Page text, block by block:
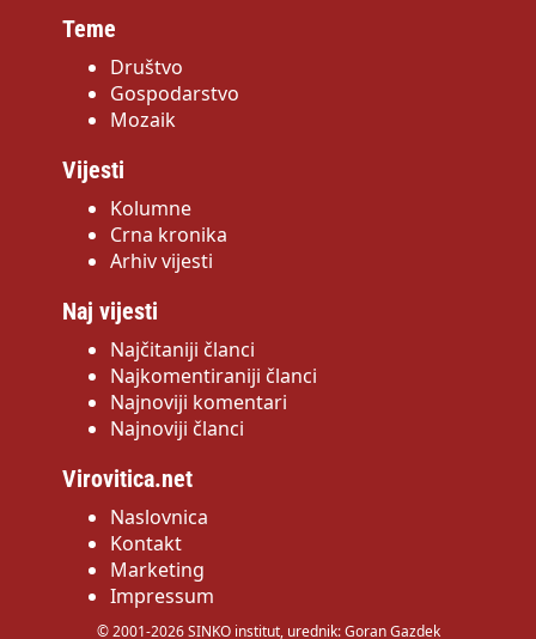
Teme
Društvo
Gospodarstvo
Mozaik
Vijesti
Kolumne
Crna kronika
Arhiv vijesti
Naj vijesti
Najčitaniji članci
Najkomentiraniji članci
Najnoviji komentari
Najnoviji članci
Virovitica.net
Naslovnica
Kontakt
Marketing
Impressum
© 2001-2026 SINKO institut, urednik: Goran Gazdek